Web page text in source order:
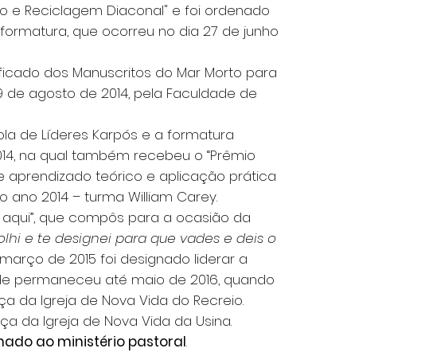
e Reciclagem Diaconal" e foi ordenado
que ocorreu no dia 27 de junho
dos Manuscritos do Mar Morto para
agosto de 2014, pela Faculdade de
de Líderes Karpós e a formatura
na qual também recebeu o “Prêmio
aprendizado teórico e aplicação prática
2014 – turma William Carey.
que compôs para a ocasião da
e te designei para que vades e deis o
março de 2015 foi designado liderar a
permaneceu até maio de 2016, quando
da Igreja de Nova Vida do Recreio.
da Igreja de Nova Vida da Usina.
ao ministério pastoral.